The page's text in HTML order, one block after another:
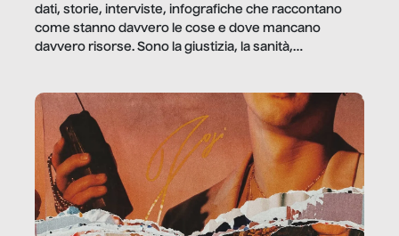
dati, storie, interviste, infografiche che raccontano
come stanno davvero le cose e dove mancano
davvero risorse. Sono la giustizia, la sanità,